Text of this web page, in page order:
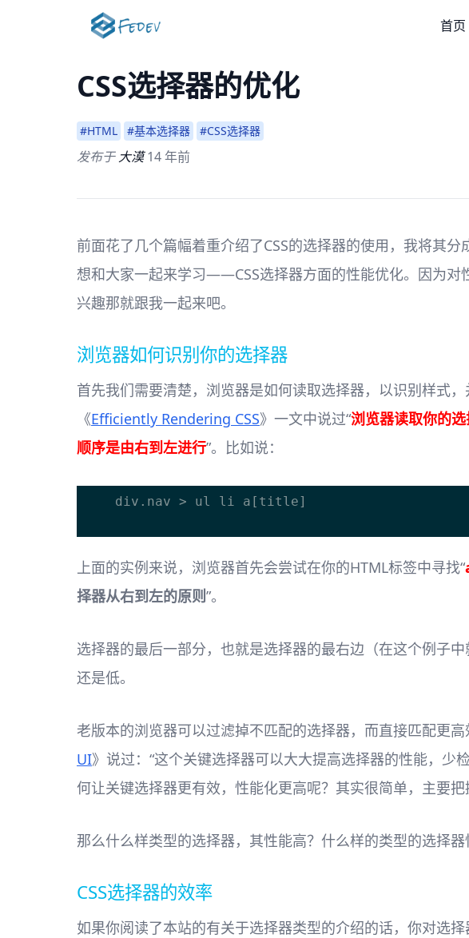
首页
CSS选择器的优化
#HTML #基本选择器 #CSS选择器
发布于大漠14 年前
前面花了几个篇幅着重介绍了CSS的选择器的使用，我将其分
想和大家一起来学习——CSS选择器方面的性能优化。因为对
兴趣那就跟我一起来吧。
浏览器如何识别你的选择器
首先我们需要清楚，浏览器是如何读取选择器，以识别样式
《Efficiently Rendering CSS》一文中说过“浏览器读取你的
顺序是由右到左进行”。比如说：
上面的实例来说，浏览器首先会尝试在你的HTML标签中寻找“
择器从右到左的原则”。
选择器的最后一部分，也就是选择器的最右边（在这个例子
还是低。
老版本的浏览器可以过滤掉不匹配的选择器，而直接匹配更
UI》说过：“这个关键选择器可以大大提高选择器的性能，少
何让关键选择器更有效，性能化更高呢？其实很简单，主要把
那么什么样类型的选择器，其性能高？什么样的类型的选择
CSS选择器的效率
如果你阅读了本站的有关于选择器类型的介绍的话，你对选